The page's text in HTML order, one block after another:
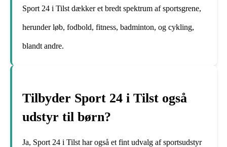
Sport 24 i Tilst dækker et bredt spektrum af sportsgrene,
herunder løb, fodbold, fitness, badminton, og cykling,
blandt andre.
Tilbyder Sport 24 i Tilst også
udstyr til børn?
Ja, Sport 24 i Tilst har også et fint udvalg af sportsudstyr